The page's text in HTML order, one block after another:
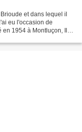
et dans lequel il
eu l'occasion de
1954 à Montluçon, Il a